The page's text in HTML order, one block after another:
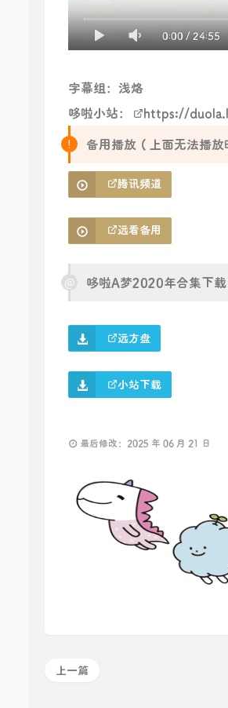
0:00/24:55
字幕组：浅烙
哆啦小站：
https://
备用播放（上面无法播放
腾讯频道
远看备用
哆啦A梦2020年合集下载
远方盘
小站下载
最后修改：2025 年 06 月 21 日
上一篇